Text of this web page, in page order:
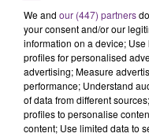
L'INSPECTION
L'ORDRE SUR
Alors que les dates
s'est avéré être
l'inspection du
les conditions de...
TITRES
We and our (447) partners
your consent and/or our
information on a device;
profiles for personalised
advertising; Measure
performance; Understand
of data from different
profiles to personalise
content; Use limited data to